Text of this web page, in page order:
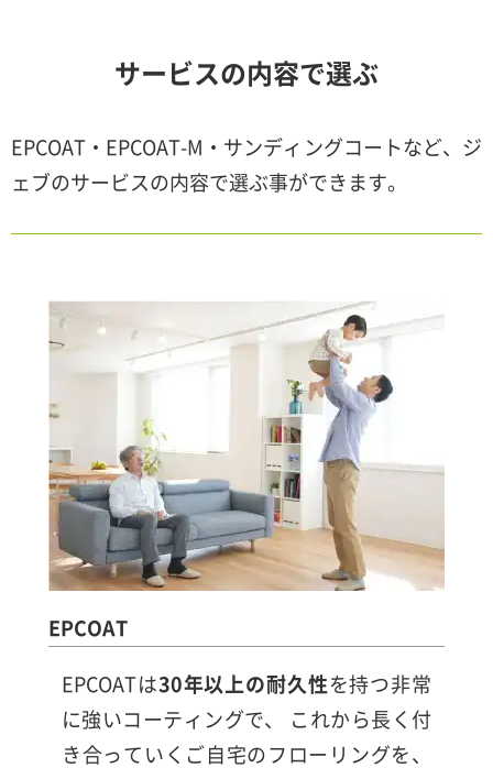
サービスの内容で選ぶ
EPCOAT・EPCOAT-M・サンディングコートなど、ジ
ェブのサービスの内容で選ぶ事ができます。
EPCOAT
EPCOATは30年以上の耐久性を持つ非常
に強いコーティングで、 これから長く付
き合っていくご自宅のフローリングを、